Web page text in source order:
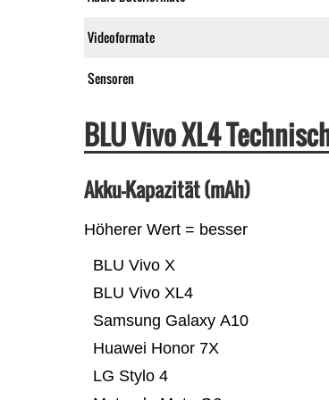
Videoformate
Sensoren
BLU Vivo XL4
Akku-Kapazität (mAh)
Höherer Wert = besser
LG Stylo 4
Huawei Honor 7X
Samsung Galaxy A10
BLU Vivo XL4
BLU Vivo X